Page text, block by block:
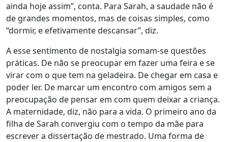
ainda hoje assim”, conta. Para Sarah, a saudade não é
de grandes momentos, mas de coisas simples, como
“dormir, e efetivamente descansar”, diz.
A esse sentimento de nostalgia somam-se questões
práticas. De não se preocupar em fazer uma feira e se
virar com o que tem na geladeira. De chegar em casa e
poder ler. De marcar um encontro com amigos sem a
preocupação de pensar em com quem deixar a criança.
A maternidade, diz, não para a vida. O primeiro ano da
filha de Sarah convergiu com o tempo da mãe para
escrever a dissertação de mestrado. Uma forma de